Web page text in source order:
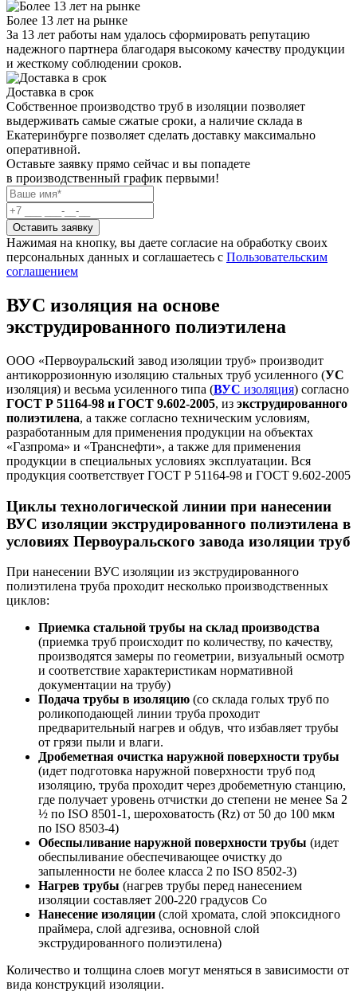
Более 13 лет на рынке
За 13 лет работы нам удалось сформировать репутацию
надежного партнера благодаря высокому качеству продукции
и жесткому соблюдении сроков.
Доставка в срок
Собственное производство труб в изоляции позволяет
выдерживать самые сжатые сроки, а наличие склада в
Екатеринбурге позволяет сделать доставку максимально
оперативной.
Оставьте заявку прямо сейчас и вы попадете
в производственный график первыми!
Оставить заявку
Нажимая на кнопку, вы даете согласие на обработку своих
персональных данных и соглашаетесь с Пользовательским
соглашением
ВУС изоляция на основе
экструдированного полиэтилена
ООО «Первоуральский завод изоляции труб» производит
антикоррозионную изоляцию стальных труб усиленного (УС
изоляция) и весьма усиленного типа (ВУС изоляция) согласно
ГОСТ Р 51164-98 и ГОСТ 9.602-2005, из экструдированного
полиэтилена, а также согласно техническим условиям,
разработанным для применения продукции на объектах
«Газпрома» и «Транснефти», а также для применения
продукции в специальных условиях эксплуатации. Вся
продукция соответствует ГОСТ Р 51164-98 и ГОСТ 9.602-2005
Циклы технологической линии при нанесении
ВУС изоляции экструдированного полиэтилена в
условиях Первоуральского завода изоляции труб
При нанесении ВУС изоляции из экструдированного
полиэтилена труба проходит несколько производственных
циклов:
Приемка стальной трубы на склад производства
(приемка труб происходит по количеству, по качеству,
производятся замеры по геометрии, визуальный осмотр
и соответствие характеристикам нормативной
документации на трубу)
Подача трубы в изоляцию (со склада голых труб по
роликоподающей линии труба проходит
предварительный нагрев и обдув, что избавляет трубы
от грязи пыли и влаги.
Дробеметная очистка наружной поверхности трубы
(идет подготовка наружной поверхности труб под
изоляцию, труба проходит через дробеметную станцию,
где получает уровень отчистки до степени не менее Sa 2
½ по ISO 8501-1, шероховатость (Rz) от 50 до 100 мкм
по ISO 8503-4)
Обеспыливание наружной поверхности трубы (идет
обеспыливание обеспечивающее очистку до
запыленности не более класса 2 по ISO 8502-3)
Нагрев трубы (нагрев трубы перед нанесением
изоляции составляет 200-220 градусов Со
Нанесение изоляции (слой хромата, слой эпоксидного
праймера, слой адгезива, основной слой
экструдированного полиэтилена)
Количество и толщина слоев могут меняться в зависимости от
вида конструкций изоляции.